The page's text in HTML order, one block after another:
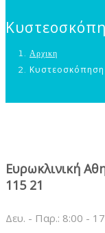
Αρχικη
Κυστεοσκόπηση
Ευρωκλινική
115 21
Δευ. - Παρ.: 8:00 -